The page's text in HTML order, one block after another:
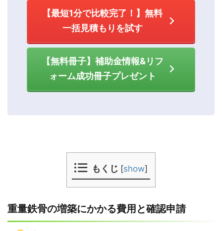
【最短1分で比較完了！】無料
一括見積もりを試す
【無料冊子】補助金情報&リフ
ォーム成功冊子プレゼント
もくじ [show]
重量鉄骨の増築にかかる費用と確認申請